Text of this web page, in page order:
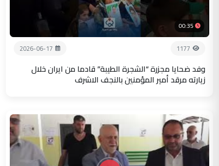
00:35
1177
2026-06-17
وفد ضحايا مجزرة “الشجرة الطيبة” قادما من ايران خلال
زيارته مرقد أمير المؤمنين بالنجف الاشرف